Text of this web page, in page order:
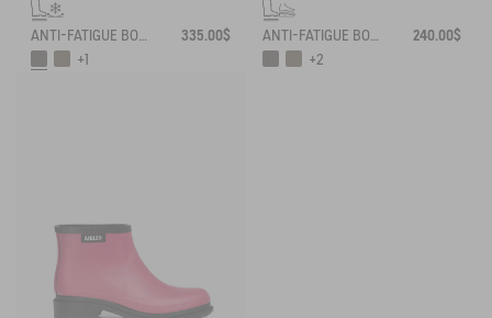
ANTI-FATIGUE BOOT PARCOURS 2.0 ADJUSTABLE NEOPRENE-LINED
335.00$
+1
ANTI-FATIGUE BOOT PARCOURS 2.0 ADJUSTABLE
240.00$
+2